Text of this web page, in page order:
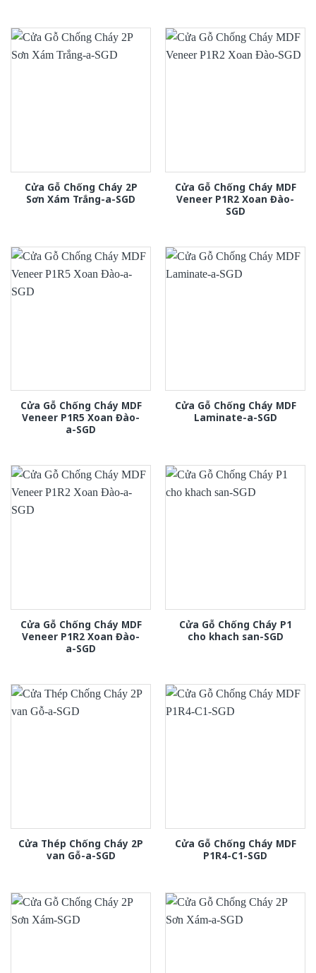
Cửa Gỗ Chống Cháy 2P
Sơn Xám Trắng-a-SGD
Cửa Gỗ Chống Cháy MDF
Veneer P1R2 Xoan Đào-
SGD
Cửa Gỗ Chống Cháy MDF
Veneer P1R5 Xoan Đào-
a-SGD
Cửa Gỗ Chống Cháy MDF
Laminate-a-SGD
Cửa Gỗ Chống Cháy MDF
Veneer P1R2 Xoan Đào-
a-SGD
Cửa Gỗ Chống Cháy P1
cho khach san-SGD
Cửa Thép Chống Cháy 2P
van Gỗ-a-SGD
Cửa Gỗ Chống Cháy MDF
P1R4-C1-SGD